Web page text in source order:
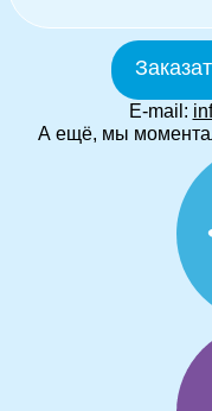
E-mail:
А ещё, мы